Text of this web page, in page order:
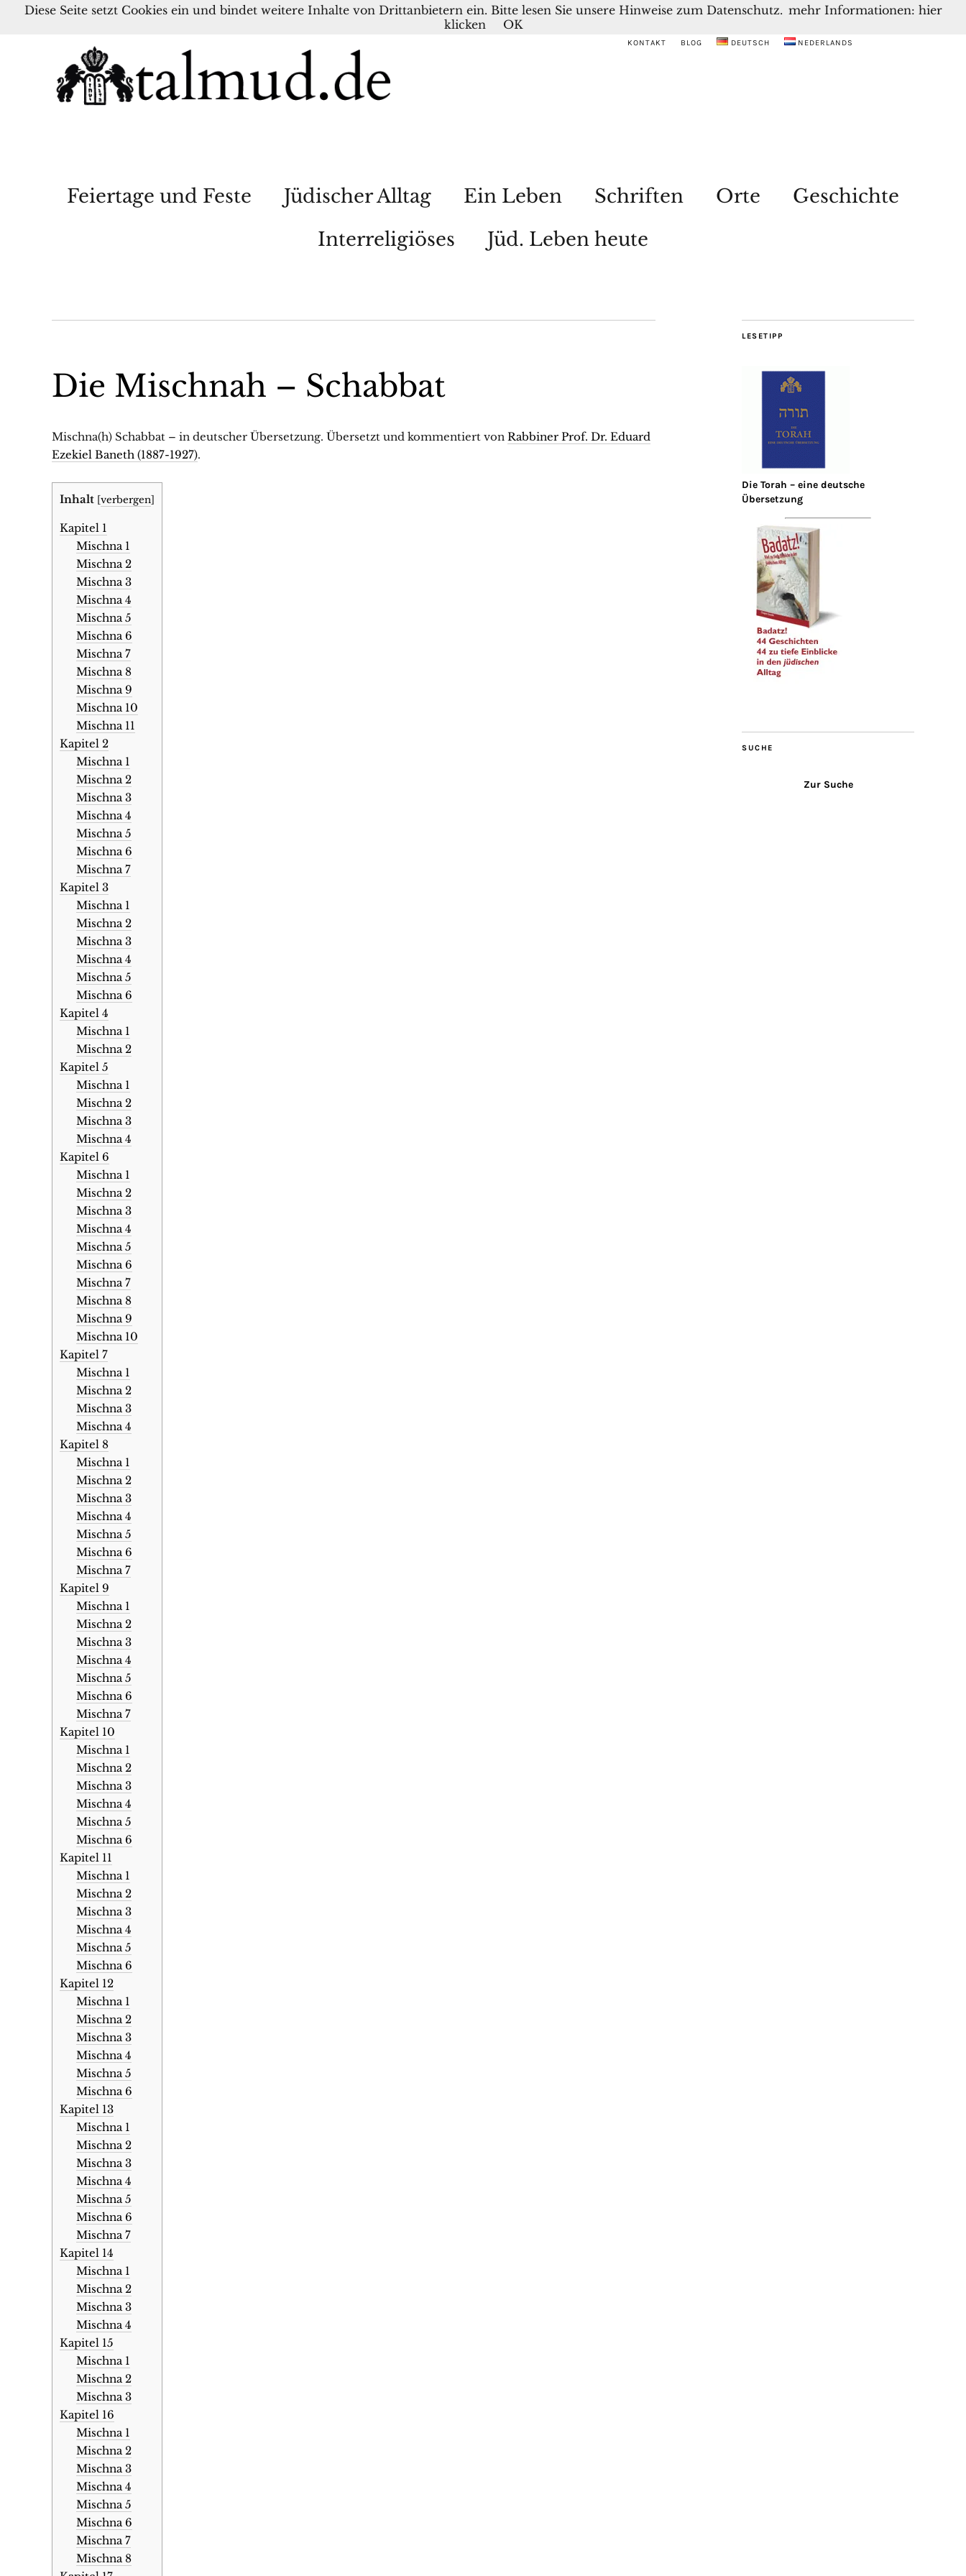
KONTAKT BLOG DEUTSCH NEDERLANDS
Feiertage und Feste Jüdischer Alltag Ein Leben Schriften Orte
Geschichte
Interreligiöses
Jüd. Leben heute
Die Mischnah – Schabbat
Mischna(h) Schabbat – in deutscher Übersetzung. Übersetzt und kommentiert von Rabbiner Prof. Dr. Eduard
Ezekiel Baneth (1887-1927).
Inhalt [verbergen]
Kapitel 1
Mischna 1
Mischna 2
Mischna 3
Mischna 4
Mischna 5
Mischna 6
Mischna 7
Mischna 8
Mischna 9
Mischna 10
Mischna 11
Kapitel 2
Mischna 1
Mischna 2
Mischna 3
Mischna 4
Mischna 5
Mischna 6
Mischna 7
Kapitel 3
Mischna 1
Mischna 2
Mischna 3
Mischna 4
Mischna 5
Mischna 6
Kapitel 4
Mischna 1
Mischna 2
Kapitel 5
Mischna 1
Mischna 2
Mischna 3
Mischna 4
Kapitel 6
Mischna 1
Mischna 2
Mischna 3
Mischna 4
Mischna 5
Mischna 6
Mischna 7
Mischna 8
Mischna 9
Mischna 10
Kapitel 7
Mischna 1
Mischna 2
Mischna 3
Mischna 4
Kapitel 8
Mischna 1
Mischna 2
Mischna 3
Mischna 4
Mischna 5
Mischna 6
Mischna 7
Kapitel 9
Mischna 1
Mischna 2
Mischna 3
Mischna 4
Mischna 5
Mischna 6
Mischna 7
Kapitel 10
Mischna 1
Mischna 2
Mischna 3
Mischna 4
Mischna 5
Mischna 6
Kapitel 11
Mischna 1
Mischna 2
Mischna 3
Mischna 4
Mischna 5
Mischna 6
Kapitel 12
Mischna 1
Mischna 2
Mischna 3
Mischna 4
Mischna 5
Mischna 6
Kapitel 13
Mischna 1
Mischna 2
Mischna 3
Mischna 4
Mischna 5
Mischna 6
Mischna 7
Kapitel 14
Mischna 1
Mischna 2
Mischna 3
Mischna 4
Kapitel 15
Mischna 1
Mischna 2
Mischna 3
Kapitel 16
Mischna 1
Mischna 2
Mischna 3
Mischna 4
Mischna 5
Mischna 6
Mischna 7
Mischna 8
LESETIPP
Die Torah – eine deutsche
Übersetzung
SUCHE
Zur Suche
Diese Seite setzt Cookies ein und bindet weitere Inhalte von Drittanbietern ein. Bitte lesen Sie unsere Hinweise zum Datenschutz. mehr Informationen: hier
klicken
OK